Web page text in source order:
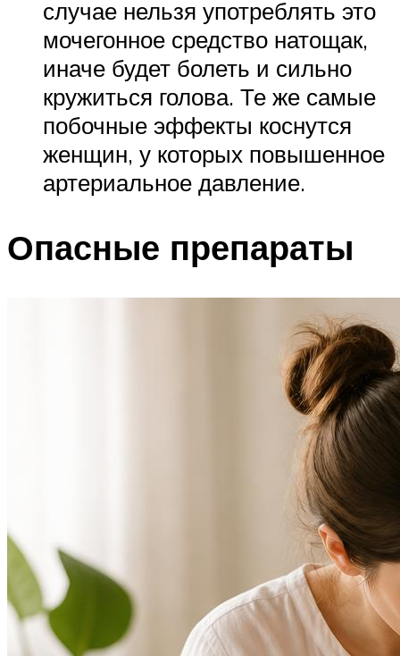
случае нельзя употреблять это
мочегонное средство натощак,
иначе будет болеть и сильно
кружиться голова. Те же самые
побочные эффекты коснутся
женщин, у которых повышенное
артериальное давление.
Опасные препараты